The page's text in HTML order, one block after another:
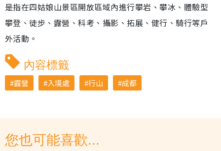
是指在四姑娘山景區開放區域內進行攀岩、攀冰、體驗型
攀登、徒步、露營、科考、攝影、拓展、健行、騎行等戶
外活動。
內容標籤
露營 入境處 行山 成都
您也可能喜歡...